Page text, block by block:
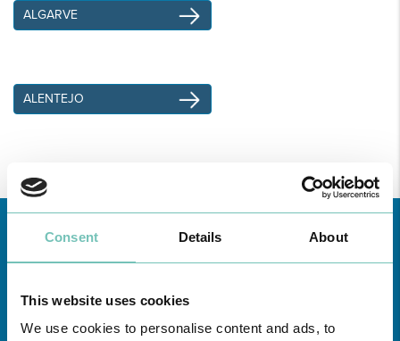
Consent Details About
This website uses cookies
We use cookies to personalise content and ads, to
ALGARVE
ALENTEJO
MADEIRA